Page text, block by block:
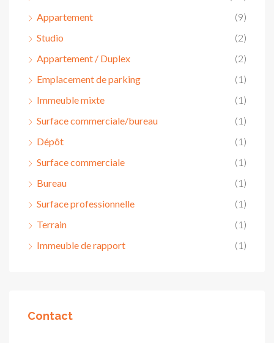
Appartement
(9)
Studio
(2)
Appartement / Duplex
(2)
Emplacement de parking
(1)
Immeuble mixte
(1)
Surface commerciale/bureau
(1)
Dépôt
(1)
Surface commerciale
(1)
Bureau
(1)
Surface professionnelle
(1)
Terrain
(1)
Immeuble de rapport
(1)
Contact